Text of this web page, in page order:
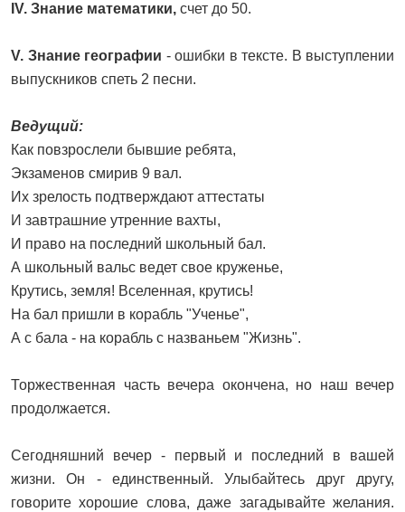
IV. Знание математики, счет до 50.
V. Знание географии - ошибки в тексте. В выступлении
выпускников спеть 2 песни.
Ведущий:
Как повзрослели бывшие ребята,
Экзаменов смирив 9 вал.
Их зрелость подтверждают аттестаты
И завтрашние утренние вахты,
И право на последний школьный бал.
А школьный вальс ведет свое круженье,
Крутись, земля! Вселенная, крутись!
На бал пришли в корабль "Ученье",
А с бала - на корабль с названьем "Жизнь".
Торжественная часть вечера окончена, но наш вечер
продолжается.
Сегодняшний вечер - первый и последний в вашей
жизни. Он - единственный. Улыбайтесь друг другу,
говорите хорошие слова, даже загадывайте желания.